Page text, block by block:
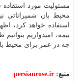
مسئولیت مورد استفاده
محیط بان شمیراناتی
استفاده خواهد کرد،
بیمه، امیدواریم
چه در عمر برای محیط
منبع: persianrose.ir